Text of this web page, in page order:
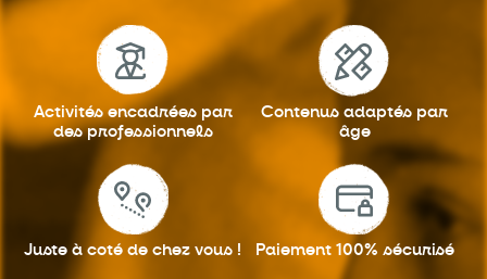
Activités encadrées par
des professionnels
Contenus adaptés par
âge
Juste à coté de chez vous ! Paiement 100% sécurisé